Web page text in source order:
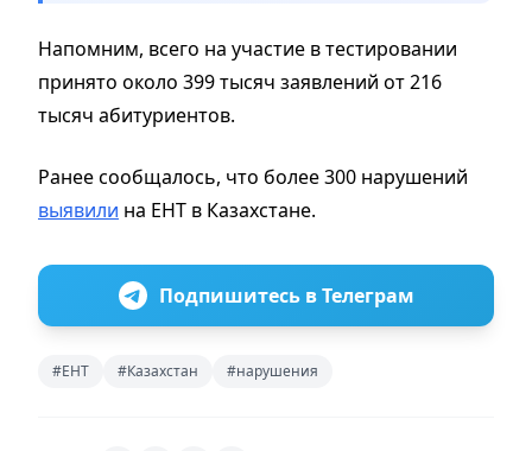
Напомним, всего на участие в тестировании
принято около 399 тысяч заявлений от 216
тысяч абитуриентов.
Ранее сообщалось, что более 300 нарушений
выявили на ЕНТ в Казахстане.
Подпишитесь в Телеграм
#ЕНТ #Казахстан #нарушения